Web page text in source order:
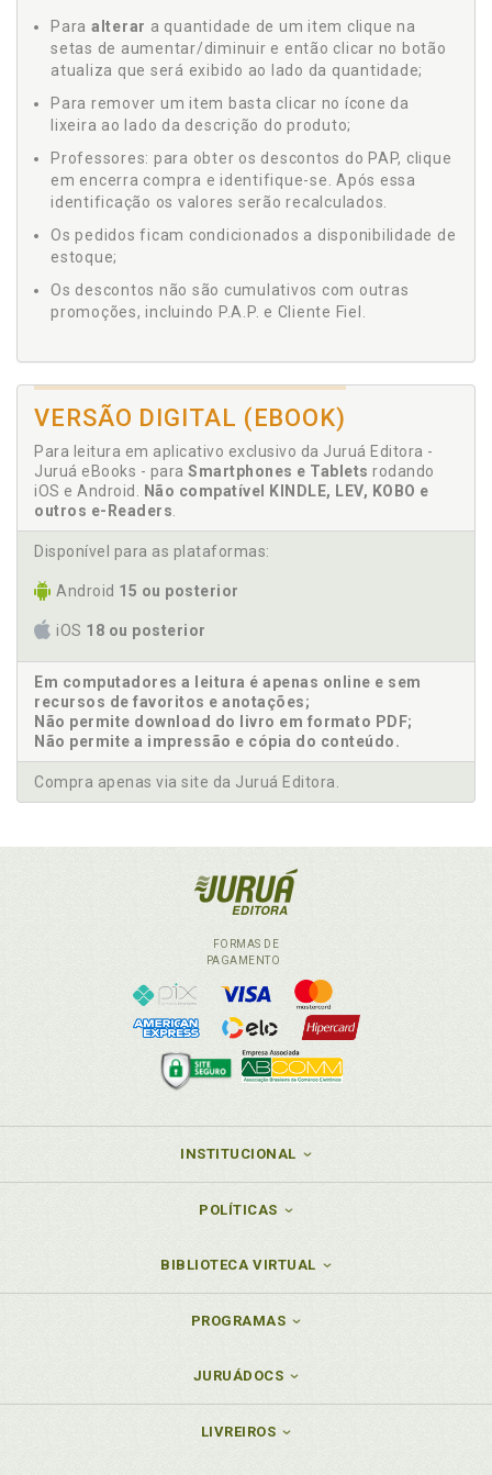
Para alterar a quantidade de um item clique na
setas de aumentar/diminuir e então clicar no botão
atualiza que será exibido ao lado da quantidade;
Para remover um item basta clicar no ícone da
lixeira ao lado da descrição do produto;
Professores: para obter os descontos do PAP, clique
em encerra compra e identifique-se. Após essa
identificação os valores serão recalculados.
Os pedidos ficam condicionados a disponibilidade de
estoque;
Os descontos não são cumulativos com outras
promoções, incluindo P.A.P. e Cliente Fiel.
VERSÃO DIGITAL (EBOOK)
Para leitura em aplicativo exclusivo da Juruá Editora -
Juruá eBooks - para Smartphones e Tablets rodando
iOS e Android.
Não compatível KINDLE, LEV, KOBO e
outros e-Readers
Disponível para as plataformas:
Android 15 ou posterior
iOS 18 ou posterior
Em computadores a leitura é apenas online e sem
recursos de favoritos e anotações;
Não permite download do livro em formato PDF;
Não permite a impressão e cópia do conteúdo.
Compra apenas via site da Juruá Editora.
FORMAS DE
PAGAMENTO
INSTITUCIONAL
POLÍTICAS
BIBLIOTECA VIRTUAL
PROGRAMAS
JURUÁDOCS
LIVREIROS